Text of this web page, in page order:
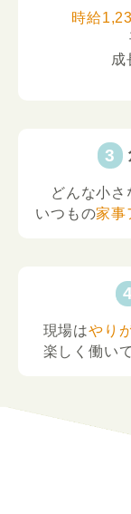
時給
成
どんな小さ
いつもの家事
現場はやり
楽しく働い